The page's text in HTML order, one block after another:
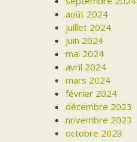
août 2024
juillet 2024
juin 2024
mai 2024
avril 2024
mars 2024
février 2024
décembre 2023
novembre 2023
octobre 2023